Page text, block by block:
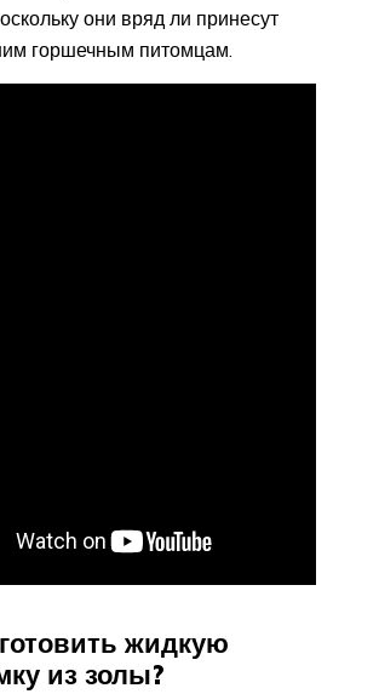
они вряд ли принесут
горшечным питомцам.
жидкую
из золы?